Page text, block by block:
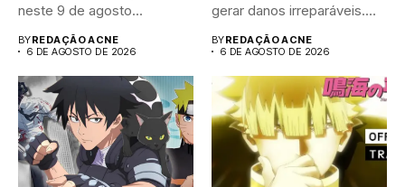
neste 9 de agosto...
BYREDAÇÃO ACNE
6 DE AGOSTO DE 2026
gerar danos irreparáveis.
BYREDAÇÃO ACNE
6 DE AGOSTO DE 2026